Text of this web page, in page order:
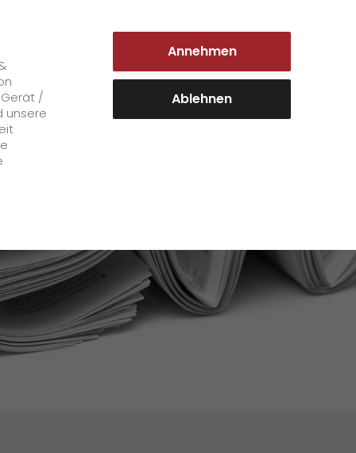
Login Kundenportal
>
Offene Stellen
Initiativbewerbung bei GO!
Initiativbewerbung als Kurier
/
unsere
Annehmen
Ablehnen